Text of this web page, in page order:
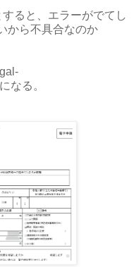
ると、エラーがでてし
から不具合なのか
なる。